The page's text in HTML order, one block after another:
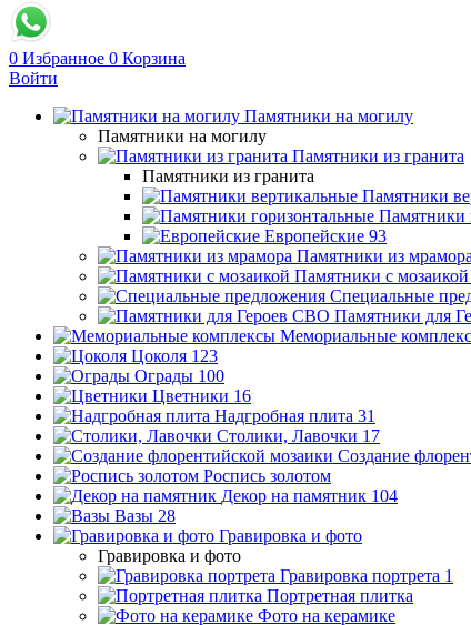
0 Избранное 0 Корзина
Войти
Памятники на могилу
Памятники на могилу
Памятники из гранита
Памятники из гранита
Памятники
Памятники
Европейские 93
Памятники из мрамора
Памятники с мозаикой
Специальные
Памятники для
Мемориальные
Цоколя 123
Ограды 100
Цветники 16
Надгробная плита 31
Столики, Лавочки 17
Создание
Роспись золотом
Декор на памятник 104
Вазы 28
Гравировка и фото
Гравировка и фото
Гравировка портрета 1
Портретная плитка
Фото на керамике